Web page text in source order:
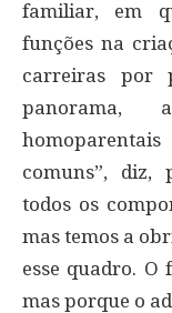
familiar, em
funções na
carreiras por
panorama,
comuns”, diz,
todos os
mas temos a
esse quadro.
mas porque o